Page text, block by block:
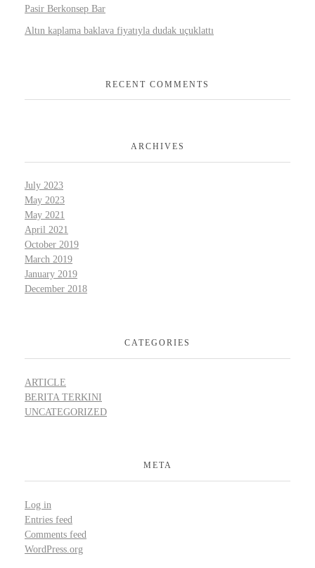
Pasir Berkonsep Bar
Altın kaplama baklava fiyatıyla dudak uçuklattı
RECENT COMMENTS
ARCHIVES
July 2023
May 2023
May 2021
April 2021
October 2019
March 2019
January 2019
December 2018
CATEGORIES
ARTICLE
BERITA TERKINI
UNCATEGORIZED
META
Log in
Entries feed
Comments feed
WordPress.org